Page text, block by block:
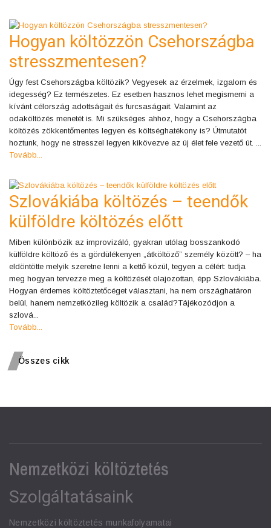
Hogyan költözzön Csehországba
stresszmentesen?
Úgy fest Csehországba költözik? Vegyesek az érzelmek, izgalom és
idegesség? Ez természetes. Ez esetben hasznos lehet megismerni a
kívánt célország adottságait és furcsaságait. Valamint az
odaköltözés menetét is. Mi szükséges ahhoz, hogy a Csehországba
költözés zökkentőmentes legyen és költséghatékony is? Útmutatót
hoztunk, hogy ne stresszel legyen kikövezve az új élet fele vezető út. ...
Tovább...
Szlovákiába költözés – teendők
külföldre költözés előtt
Miben különbözik az improvizáló, gyakran utólag bosszankodó
külföldre költöző és a gördülékenyen „átköltöző” személy között? – ha
eldöntötte melyik szeretne lenni a kettő közül, tegyen a célért: tudja
meg hogyan tervezze meg a költözését olajozottan, épp Szlovákiába.
Hogyan érdemes költöztetőcéget választani, ha nem országhatáron
belül, hanem nemzetközileg költözik a család?Tájékozódjon a
szlová...
Tovább...
Összes cikk
Nemzetközi költöztetés
Szolgáltatásaink
Nemzetközi költöztetés munkafolyamatai